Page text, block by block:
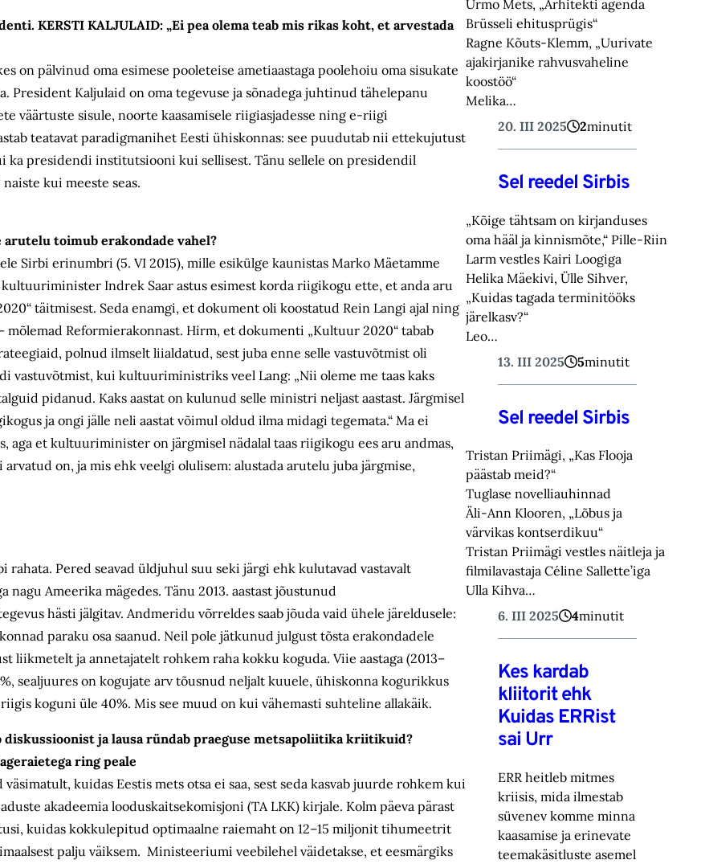
KERSTI KALJULAID: „Ei pea olema teab mis rikas koht, et arvestada
on pälvinud oma esimese pooleteise ametiaastaga poolehoiu oma sisukate
President Kaljulaid on oma tegevuse ja sõnadega juhtinud tähelepanu
väärtuste sisule, noorte kaasamisele riigiasjadesse ning e-riigi
teatavat paradigmanihet Eesti ühiskonnas: see puudutab nii ettekujutust
ka presidendi institutsiooni kui sellisest. Tänu sellele on presidendil
kui meeste seas.
arutelu toimub erakondade vahel?
Sirbi erinumbri (5. VI 2015), mille esikülge kaunistas Marko Mäetamme
Indrek Saar astus esimest korda riigikogu ette, et anda aru
täitmisest. Seda enamgi, et dokument oli koostatud Rein Langi ajal ning
Reformierakonnast. Hirm, et dokumenti „Kultuur 2020“ tabab
polnud ilmselt liialdatud, sest juba enne selle vastuvõtmist oli
vastuvõtmist, kui kultuuriministriks veel Lang: „Nii oleme me taas kaks
pidanud. Kaks aastat on kulunud selle ministri neljast aastast. Järgmisel
ja ongi jälle neli aastat võimul oldud ilma midagi tegemata.“ Ma ei
aga et kultuuriminister on järgmisel nädalal taas riigikogu ees aru andmas,
on, ja mis ehk veelgi olulisem: alustada arutelu juba järgmise,
Pered seavad üldjuhul suu seki järgi ehk kulutavad vastavalt
Ameerika mägedes. Tänu 2013. aastast jõustunud
hästi jälgitav. Andmeridu võrreldes saab jõuda vaid ühele järeldusele:
paraku osa saanud. Neil pole jätkunud julgust tõsta erakondadele
liikmetelt ja annetajatelt rohkem raha kokku koguda. Viie aastaga (2013–
sealjuures on kogujate arv tõusnud neljalt kuuele, ühiskonna kogurikkus
koguni üle 40%. Mis see muud on kui vähemasti suhteline allakäik.
ja lausa ründab praeguse metsapoliitika kriitikuid?
ring peale
kuidas Eestis mets otsa ei saa, sest seda kasvab juurde rohkem kui
akadeemia looduskaitsekomisjoni (TA LKK) kirjale. Kolm päeva pärast
kuidas kokkulepitud optimaalne raiemaht on 12–15 miljonit tihumeetrit
palju väiksem. Ministeeriumi veebilehel väidetakse, et eesmärgiks
Urmo Mets, „Arhitekti agenda
Brüsseli ehitusprügis“
Ragne Kõuts-Klemm, „Uurivate
ajakirjanike rahvusvaheline
koostöö“
Melika…
20. III 2025
2minutit
Sel reedel Sirbis
„Kõige tähtsam on kirjanduses
oma hääl ja kinnismõte,“ Pille-Riin
Larm vestles Kairi Loogiga
Helika Mäekivi, Ülle Sihver,
„Kuidas tagada terminitööks
järelkasv?“
Leo…
13. III 2025
5minutit
Sel reedel Sirbis
Tristan Priimägi, „Kas Flooja
päästab meid?“
Tuglase novelliauhinnad
Äli-Ann Klooren, „Lõbus ja
värvikas kontserdikuu“
Tristan Priimägi vestles näitleja ja
filmilavastaja Céline Sallette’iga
Ulla Kihva…
6. III 2025
4minutit
Kes kardab
kliitorit ehk
Kuidas ERRist
sai Urr
ERR heitleb mitmes
kriisis, mida ilmestab
süvenev komme minna
kaasamise ja erinevate
teemakäsitluste asemel